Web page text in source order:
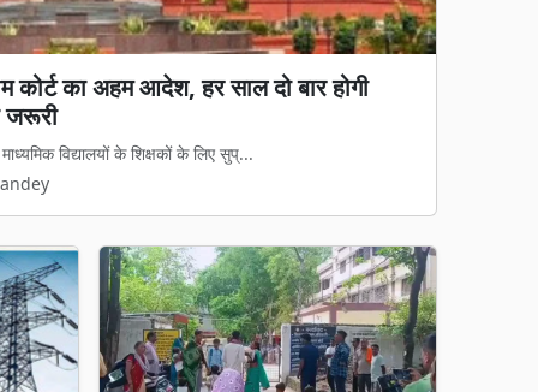
कोर्ट का अहम आदेश, हर साल दो बार होगी
जरूरी
विद्यालयों के शिक्षकों के लिए सुप्...
लागू: अवैध धर्मांतरण पर सख्त शिकंजा, गृह
का डर दिखेगा'
पर अब नया कानूनी ढांचा पूरी तरह ...